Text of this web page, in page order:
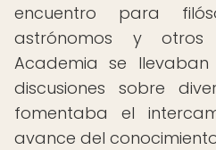
encuentro para
astrónomos y otros
Academia se
discusiones sobre
fomentaba el
avance del